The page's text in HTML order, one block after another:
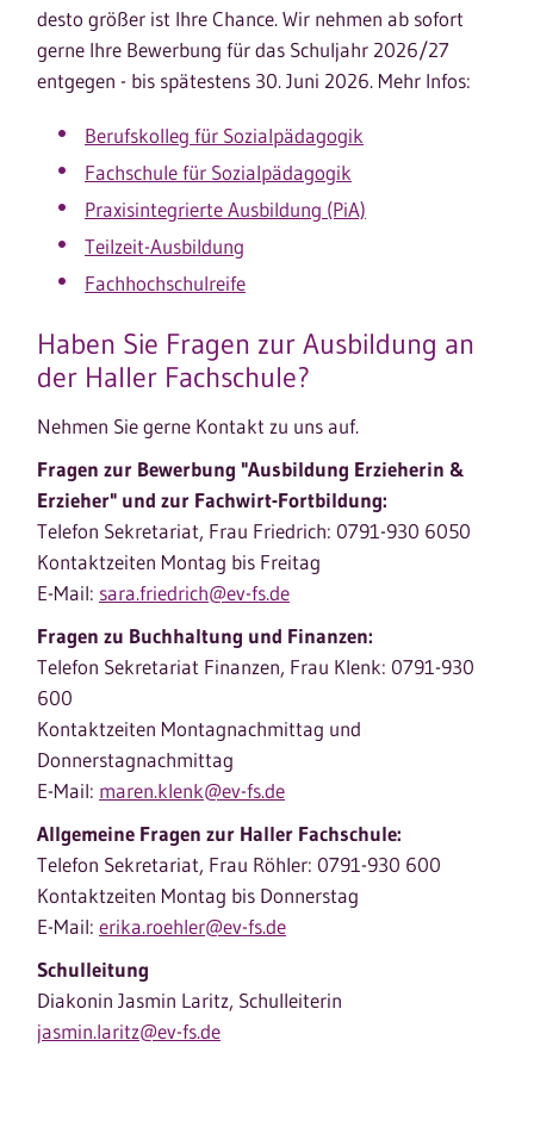
desto größer ist Ihre Chance. Wir nehmen ab sofort
gerne Ihre Bewerbung für das Schuljahr 2026/27
entgegen - bis spätestens 30. Juni 2026. Mehr Infos:
Berufskolleg für Sozialpädagogik
Fachschule für Sozialpädagogik
Praxisintegrierte Ausbildung (PiA)
Teilzeit-Ausbildung
Fachhochschulreife
Haben Sie Fragen zur Ausbildung an
der Haller Fachschule?
Nehmen Sie gerne Kontakt zu uns auf.
Fragen zur Bewerbung "Ausbildung Erzieherin &
Erzieher" und zur Fachwirt-Fortbildung:
Telefon Sekretariat, Frau Friedrich: 0791-930 6050
Kontaktzeiten Montag bis Freitag
E-Mail: sara.friedrich@ev-fs.de
Fragen zu Buchhaltung und Finanzen:
Telefon Sekretariat Finanzen, Frau Klenk: 0791-930
600
Kontaktzeiten Montagnachmittag und
Donnerstagnachmittag
E-Mail: maren.klenk@ev-fs.de
Allgemeine Fragen zur Haller Fachschule:
Telefon Sekretariat, Frau Röhler: 0791-930 600
Kontaktzeiten Montag bis Donnerstag
E-Mail: erika.roehler@ev-fs.de
Schulleitung
Diakonin Jasmin Laritz, Schulleiterin
jasmin.laritz@ev-fs.de